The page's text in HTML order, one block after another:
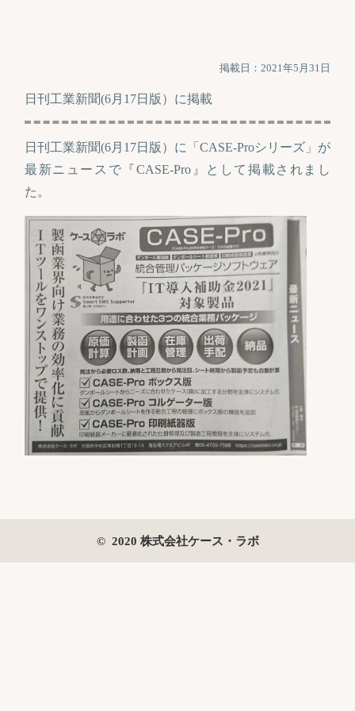
掲載日：2021年5月31日
日刊工業新聞(6月17日版）に掲載
日刊工業新聞(6月17日版）に「CASE-Proシリーズ」が
最新ニュースで『CASE-Pro』として掲載されまし
た。
© 2020 株式会社ケース・ラボ